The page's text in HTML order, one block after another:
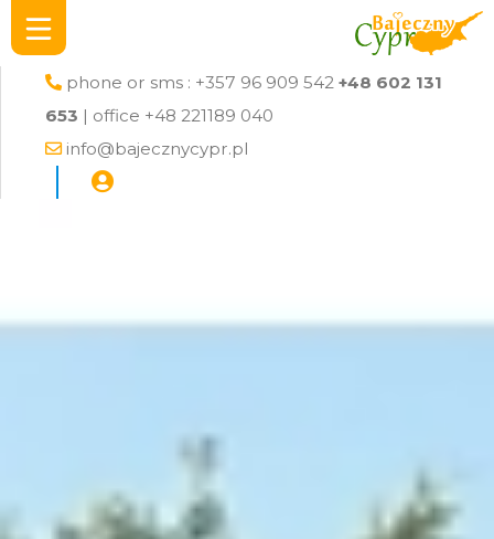
phone or sms : +357 96 909 542 +48 602 131
653 | office +48 221189 040
info@bajecznycypr.pl